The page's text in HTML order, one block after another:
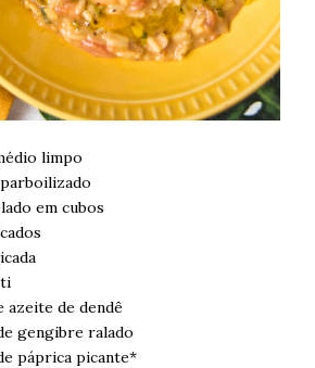
limpo
em cubos
azeite de dendê
gengibre ralado
páprica picante*